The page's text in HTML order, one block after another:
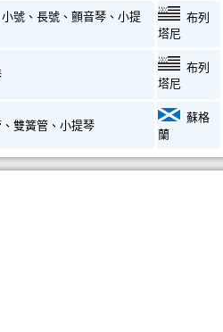
小號 、長號 、顫音琴 、小提
布列
塔尼
布列
塔尼
、雙簧管 、小提琴
蘇格
蘭